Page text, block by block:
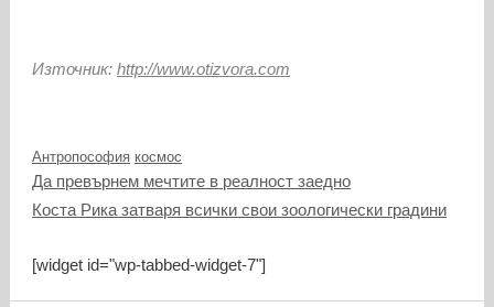
Източник: http://www.otizvora.com
Категории
Антропософия Етикети
космос
Да превърнем мечтите в реалност заедно
Коста Рика затваря всички свои зоологически градини
[widget id="wp-tabbed-widget-7"]